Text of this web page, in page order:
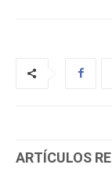
ARTÍCULOS